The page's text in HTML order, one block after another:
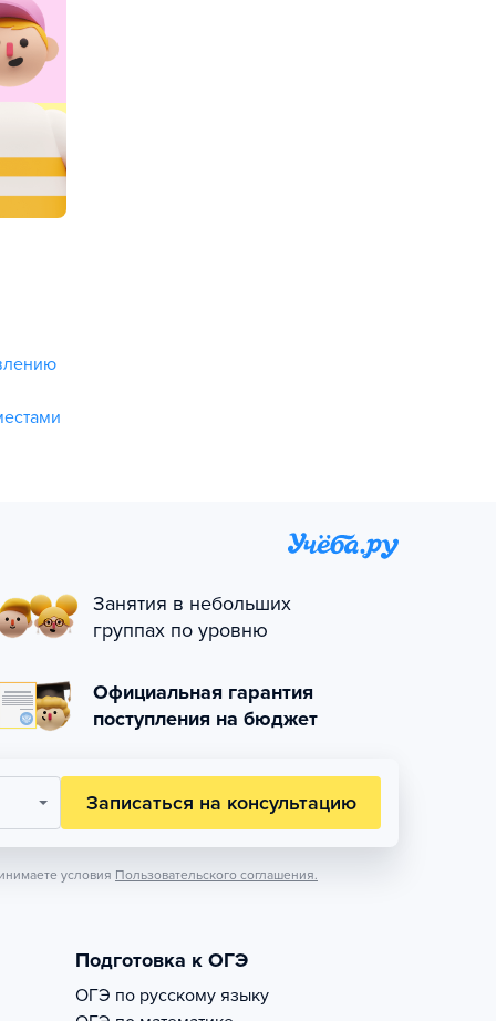
Занятия в небольших
группах по уровню
Официальная гарантия
поступления на бюджет
Записаться на консультацию
условия Пользовательского соглашения.
Подготовка к ОГЭ
ОГЭ по русскому языку